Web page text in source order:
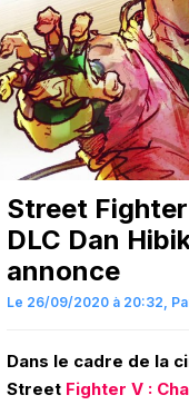
Street
DLC Dan
annonce
Le 26/09/2020 à 20:32,
Dans le cadre de la
Street Fighter V :